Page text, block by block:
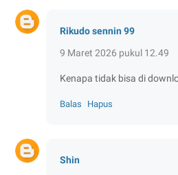
Rikudo sennin 99
9 Maret 2026 pukul 12.49
Kenapa tidak bisa di
Balas Hapus
Shin